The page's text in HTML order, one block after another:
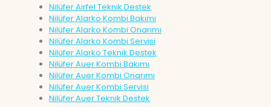
Nilüfer Airfel Teknik Destek
Nilüfer Alarko Kombi Bakımı
Nilüfer Alarko Kombi Onarımı
Nilüfer Alarko Kombi Servisi
Nilüfer Alarko Teknik Destek
Nilüfer Auer Kombi Bakımı
Nilüfer Auer Kombi Onarımı
Nilüfer Auer Kombi Servisi
Nilüfer Auer Teknik Destek